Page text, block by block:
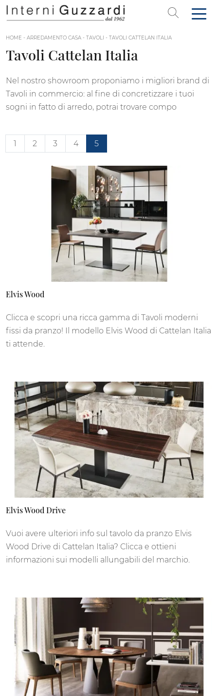
HOME - ARREDAMENTO CASA - TAVOLI - TAVOLI CATTELAN ITALIA
Tavoli Cattelan Italia
Nel nostro showroom proponiamo i migliori brand di
Tavoli in commercio: al fine di concretizzare i tuoi
sogni in fatto di arredo, potrai trovare compo
1 2 3 4 5
Elvis Wood
Clicca e scopri una ricca gamma di Tavoli moderni
fissi da pranzo! Il modello Elvis Wood di Cattelan Italia
ti attende.
Elvis Wood Drive
Vuoi avere ulteriori info sul tavolo da pranzo Elvis
Wood Drive di Cattelan Italia? Clicca e ottieni
informazioni sui modelli allungabili del marchio.